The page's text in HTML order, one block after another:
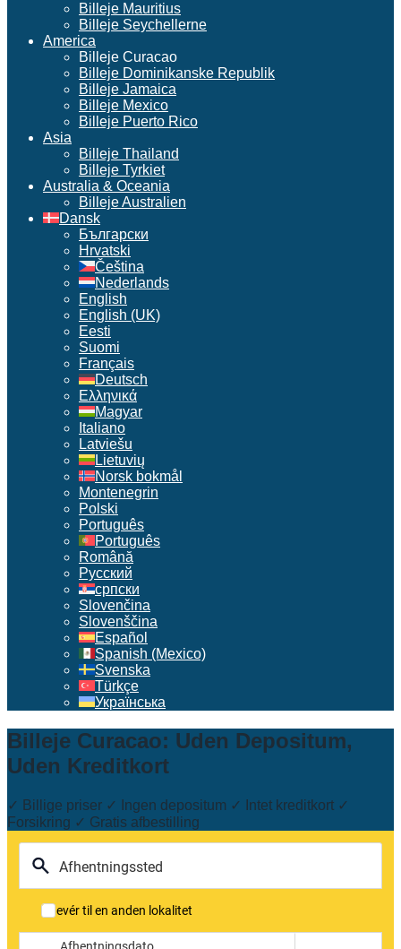
Billeje Mauritius
Billeje Seychellerne
America
Billeje Curacao
Billeje Dominikanske Republik
Billeje Jamaica
Billeje Mexico
Billeje Puerto Rico
Asia
Billeje Thailand
Billeje Tyrkiet
Australia & Oceania
Billeje Australien
Dansk
Български
Hrvatski
Čeština
Nederlands
English
English (UK)
Eesti
Suomi
Français
Deutsch
Ελληνικά
Magyar
Italiano
Latviešu
Lietuvių
Norsk bokmål
Montenegrin
Polski
Português
Português
Română
Русский
српски
Slovenčina
Slovenščina
Español
Spanish (Mexico)
Svenska
Türkçe
Українська
Billeje Curacao: Uden Depositum,
Uden Kreditkort
✓ Billige priser ✓ Ingen depositum ✓ Intet kreditkort ✓
Forsikring ✓ Gratis afbestilling